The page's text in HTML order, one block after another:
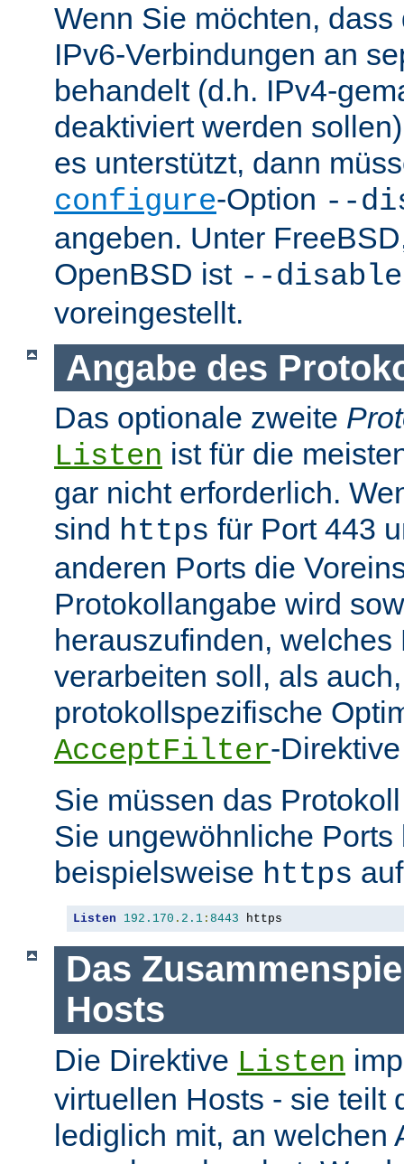
Wenn Sie möchten,
IPv6-Verbindungen an
behandelt (d.h. IPv4-
deaktiviert werden
es unterstützt, dann
configure-Option --
angeben. Unter
OpenBSD ist --
voreingestellt.
Angabe des
Das optionale zweite
Listen ist für die
gar nicht erforderlich.
sind https für Port 443
anderen Ports die
Protokollangabe wird
herauszufinden, welches
verarbeiten soll, als
protokollspezifische
AcceptFilter-
Sie müssen das
Sie ungewöhnliche Ports
beispielsweise https
Listen 192.170 . 2.1 : 8443 https
Das
Hosts
Die Direktive Listen
virtuellen Hosts - sie teilt
lediglich mit, an welchen